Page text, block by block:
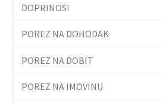
DOPRINOSI
POREZ NA DOHODAK
POREZ NA DOBIT
POREZ NA IMOVINU